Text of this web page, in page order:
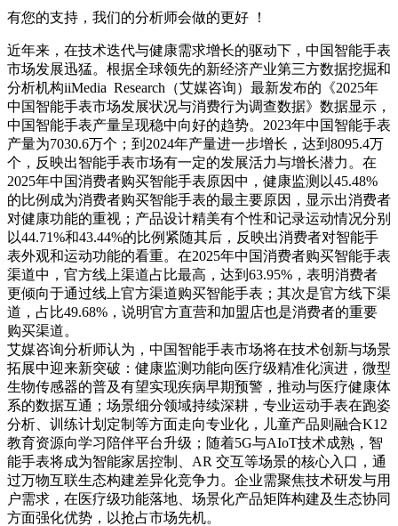
有您的支持，我们的分析师会做的更好 ！
近年来，在技术迭代与健康需求增长的驱动下，中国智能手表
市场发展迅猛。根据全球领先的新经济产业第三方数据挖掘和
分析机构iiMedia Research（艾媒咨询）最新发布的《2025年
中国智能手表市场发展状况与消费行为调查数据》数据显示，
中国智能手表产量呈现稳中向好的趋势。2023年中国智能手表
产量为7030.6万个；到2024年产量进一步增长，达到8095.4万
个，反映出智能手表市场有一定的发展活力与增长潜力。在
2025年中国消费者购买智能手表原因中，健康监测以45.48%
的比例成为消费者购买智能手表的最主要原因，显示出消费者
对健康功能的重视；产品设计精美有个性和记录运动情况分别
以44.71%和43.44%的比例紧随其后，反映出消费者对智能手
表外观和运动功能的看重。在2025年中国消费者购买智能手表
渠道中，官方线上渠道占比最高，达到63.95%，表明消费者
更倾向于通过线上官方渠道购买智能手表；其次是官方线下渠
道，占比49.68%，说明官方直营和加盟店也是消费者的重要
购买渠道。
艾媒咨询分析师认为，中国智能手表市场将在技术创新与场景
拓展中迎来新突破：健康监测功能向医疗级精准化演进，微型
生物传感器的普及有望实现疾病早期预警，推动与医疗健康体
系的数据互通；场景细分领域持续深耕，专业运动手表在跑姿
分析、训练计划定制等方面走向专业化，儿童产品则融合K12
教育资源向学习陪伴平台升级；随着5G与AIoT技术成熟，智
能手表将成为智能家居控制、AR 交互等场景的核心入口，通
过万物互联生态构建差异化竞争力。企业需聚焦技术研发与用
户需求，在医疗级功能落地、场景化产品矩阵构建及生态协同
方面强化优势，以抢占市场先机。